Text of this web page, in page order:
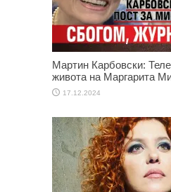
Мартин Карбовски:
живота на Маргарита
17.12.2024